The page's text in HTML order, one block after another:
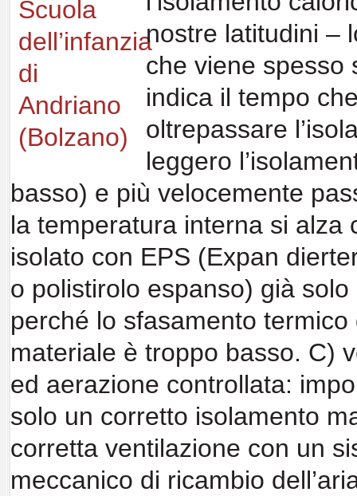
nostre latitudini –
che viene
indica il tempo
oltrepassare
leggero
basso) e più velocemente
la temperatura interna si alza
isolato con EPS (Expan
o polistirolo espanso) già
perché lo sfasamento termico
materiale è troppo basso. C)
ed aerazione controllata:
solo un corretto isolamento
corretta ventilazione con un
meccanico di ricambio